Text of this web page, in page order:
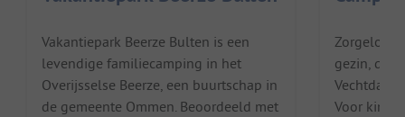
Vakantiepark Beerze Bulten is een
levendige familiecamping in het
Overijsselse Beerze, een buurtschap in
de gemeente Ommen. Beoordeeld met
Zorgeloos
gezin,
Vechtdal
Voor